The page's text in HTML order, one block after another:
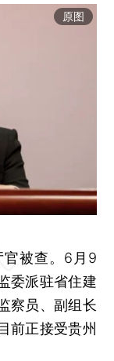
原图
官被查。6月9
委派驻省住建
察员、副组长
前正接受贵州